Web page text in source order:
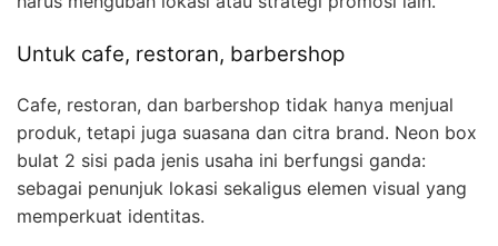
Untuk cafe, restoran, barbershop
Cafe, restoran, dan barbershop tidak hanya menjual
produk, tetapi juga suasana dan citra brand. Neon box
bulat 2 sisi pada jenis usaha ini berfungsi ganda:
sebagai penunjuk lokasi sekaligus elemen visual yang
memperkuat identitas.